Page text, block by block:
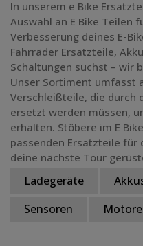
In unserem e Bike
Auswahl an E Bike Teilen
Verbesserung deines E-
Fahrräder Ersatzteile,
Schaltungen suchst – wir
Unser Sortiment umfasst
Verschleißteile, die durch
ersetzt werden müssen,
erhalten. Stöbere im E
passenden Ersatzteile für
deine nächste Tour
Ladegeräte
Sensoren